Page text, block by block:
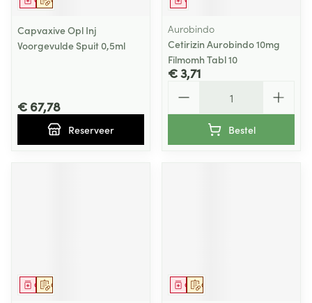
Capvaxive Opl Inj
Voorgevulde Spuit 0,5ml
€ 67,78
Reserveer
Aurobindo
Cetirizin Aurobindo 10mg
Filmomh Tabl 10
€ 3,71
Bestel
Op voorschrift
Geneesmiddel Op voorschrift
Geneesmiddel